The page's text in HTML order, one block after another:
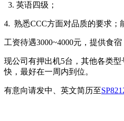
3. 英语四级；
4. 熟悉CCC方面对品质的要求；
工资待遇3000~4000元，提供食
现公司有押出机5台，其他各类
快，最好在一周内到位。
有意向请发中、英文简历至